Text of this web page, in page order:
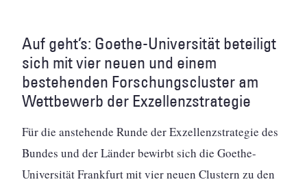
Auf geht’s: Goethe-Universität beteiligt
sich mit vier neuen und einem
bestehenden Forschungscluster am
Wettbewerb der Exzellenzstrategie
Für die anstehende Runde der Exzellenzstrategie des
Bundes und der Länder bewirbt sich die Goethe-
Universität Frankfurt mit vier neuen Clustern zu den